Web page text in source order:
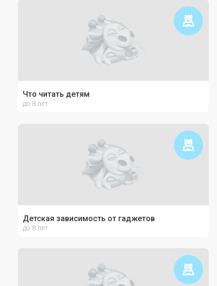
Что читать детям
до 8 лет
Детская зависимость от гаджетов
до 8 лет